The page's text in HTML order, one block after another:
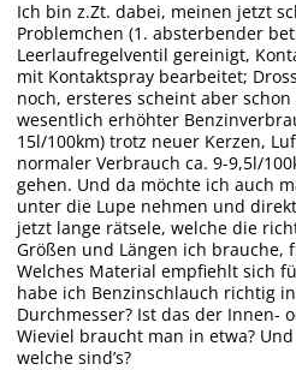
Ich bin z.Zt. dabei, meinen jetzt
Problemchen (1. absterbender
Leerlaufregelventil gereinigt,
mit Kontaktspray bearbeitet;
noch, ersteres scheint aber
wesentlich erhöhter
15l/100km) trotz neuer Kerzen,
normaler Verbrauch ca. 9-9,5l/
gehen. Und da möchte ich auch
unter die Lupe nehmen und
jetzt lange rätsele, welche die
Größen und Längen ich brauche,
Welches Material empfiehlt sich
habe ich Benzinschlauch richtig
Durchmesser? Ist das der Innen-
Wieviel braucht man in etwa?
welche sind’s?